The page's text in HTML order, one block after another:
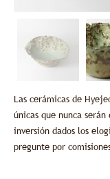
Las cerámicas de
únicas que nunca
inversión dados los
pregunte por